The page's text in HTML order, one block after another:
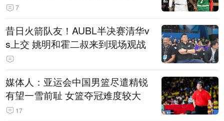
7
昔日火箭队友！AUBL半决赛清华v
s上交 姚明和霍二叔来到现场观战
媒体人：亚运会中国男篮尽遣精锐
有望一雪前耻 女篮夺冠难度较大
17